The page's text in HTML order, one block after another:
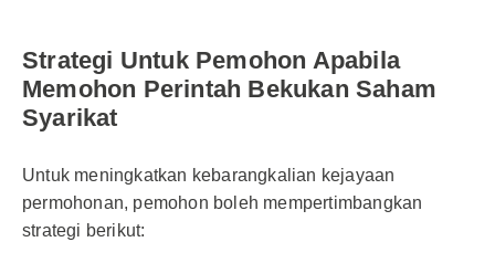
Strategi Untuk Pemohon Apabila
Memohon Perintah Bekukan Saham
Syarikat
Untuk meningkatkan kebarangkalian kejayaan
permohonan, pemohon boleh mempertimbangkan
strategi berikut: